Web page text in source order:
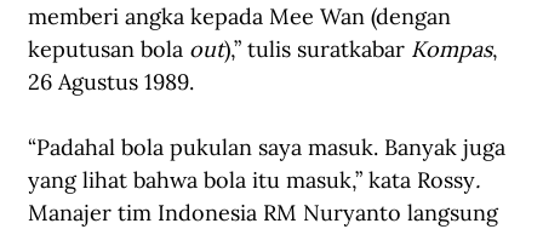
memberi angka kepada Mee Wan (dengan
keputusan bola out),” tulis suratkabar Kompas,
26 Agustus 1989.
“Padahal bola pukulan saya masuk. Banyak juga
yang lihat bahwa bola itu masuk,” kata Rossy.
Manajer tim Indonesia RM Nuryanto langsung